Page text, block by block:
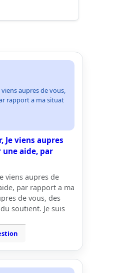
viens aupres de vous,
rapport a ma situat
Je viens aupres
aide, par
viens aupres de
par rapport a ma
de vous, des
soutient. Je suis